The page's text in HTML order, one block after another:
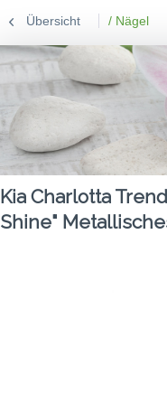
Übersicht / Nägel
Kia Charlotta
Shine"